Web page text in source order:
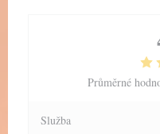
Průměrné
Služba